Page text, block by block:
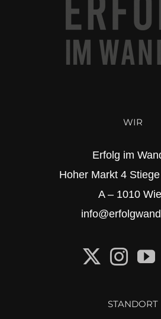
WIR
Erfolg im
Hoher Markt 4
A – 1010
STANDORT